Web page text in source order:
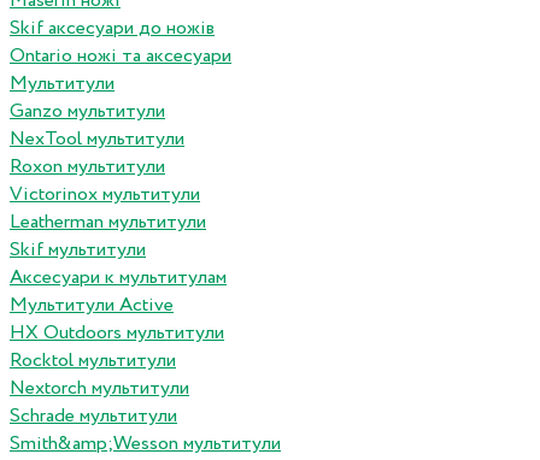
Skif аксесуари до ножів
Ontario ножі та аксесуари
Мультитули
Ganzo мультитули
NexTool мультитули
Roxon мультитули
Victorinox мультитули
Leatherman мультитули
Skif мультитули
Аксесуари к мультитулам
Мультитули Active
HX Outdoors мультитули
Rocktol мультитули
Nextorch мультитули
Schrade мультитули
Smith&amp;Wesson мультитули